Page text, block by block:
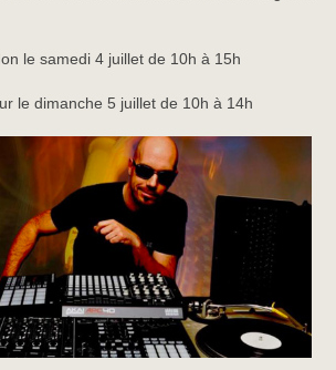
le samedi 4 juillet de 10h à 15h
le dimanche 5 juillet de 10h à 14h